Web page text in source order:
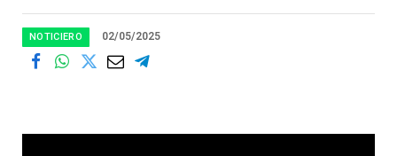
NOTICIERO 02/05/2025